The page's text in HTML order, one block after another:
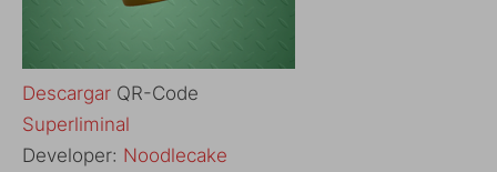
Descargar QR-Code
‎Superliminal
Developer: Noodlecake